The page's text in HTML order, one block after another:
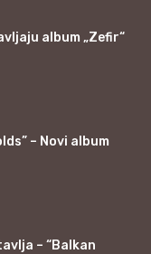
album „Zefir“
– Novi album
– “Balkan